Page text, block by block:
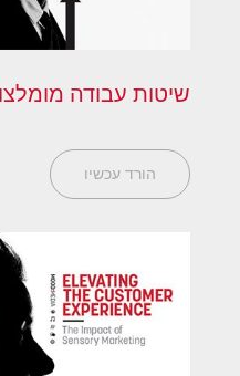
שיטות עבודה
הורד עכשיו